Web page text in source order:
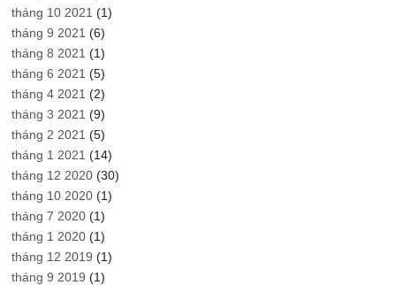
tháng 10 2021 (1)
tháng 9 2021 (6)
tháng 8 2021 (1)
tháng 6 2021 (5)
tháng 4 2021 (2)
tháng 3 2021 (9)
tháng 2 2021 (5)
tháng 1 2021 (14)
tháng 12 2020 (30)
tháng 10 2020 (1)
tháng 7 2020 (1)
tháng 1 2020 (1)
tháng 12 2019 (1)
tháng 9 2019 (1)